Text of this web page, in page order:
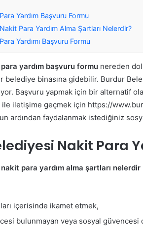
Yardım Başvuru Formu
Para Yardım Alma Şartları Nelerdir?
Yardımı Başvuru Formu
yardım başvuru formu nereden
belediye binasına gidebilir. Burdur
Başvuru yapmak için bir alternatif
iletişime geçmek için https://
ardından faydalanmak istediğiniz
Nakit Para
para yardım alma şartları nelerdir
içerisinde ikamet etmek,
bulunmayan veya sosyal